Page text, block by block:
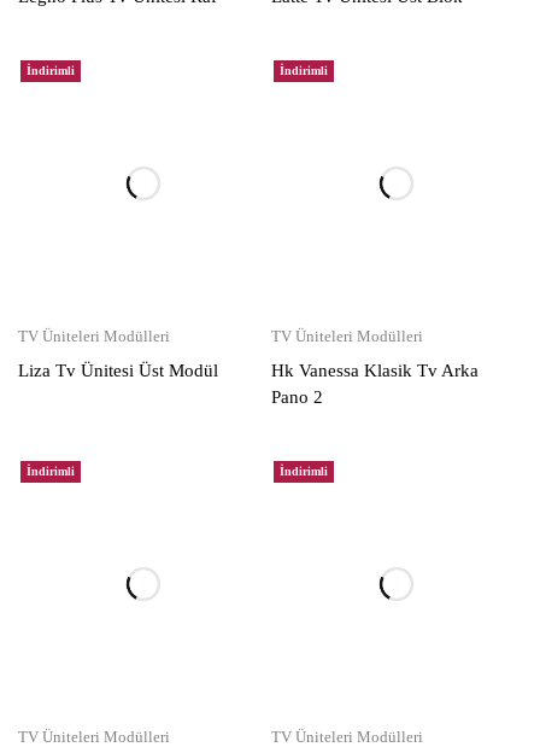
İndirimli
TV Üniteleri Modülleri
Liza Tv Ünitesi Üst Modül
İndirimli
TV Üniteleri Modülleri
Hk Vanessa Klasik Tv Arka
Pano 2
İndirimli
TV Üniteleri Modülleri
İndirimli
TV Üniteleri Modülleri